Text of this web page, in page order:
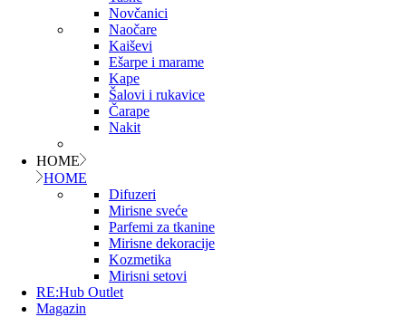
Novčanici
Naočare
Kaiševi
Ešarpe i marame
Kape
Šalovi i rukavice
Čarape
Nakit
HOME
HOME
Difuzeri
Mirisne sveće
Parfemi za tkanine
Mirisne dekoracije
Kozmetika
Mirisni setovi
RE:Hub Outlet
Magazin